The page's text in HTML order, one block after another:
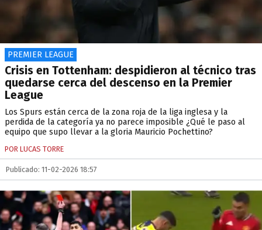
PREMIER LEAGUE
Crisis en Tottenham: despidieron al técnico tras
quedarse cerca del descenso en la Premier
League
Los Spurs están cerca de la zona roja de la liga inglesa y la
perdida de la categoría ya no parece imposible ¿Qué le paso al
equipo que supo llevar a la gloria Mauricio Pochettino?
POR LUCAS TORRE
Publicado: 11-02-2026 18:57